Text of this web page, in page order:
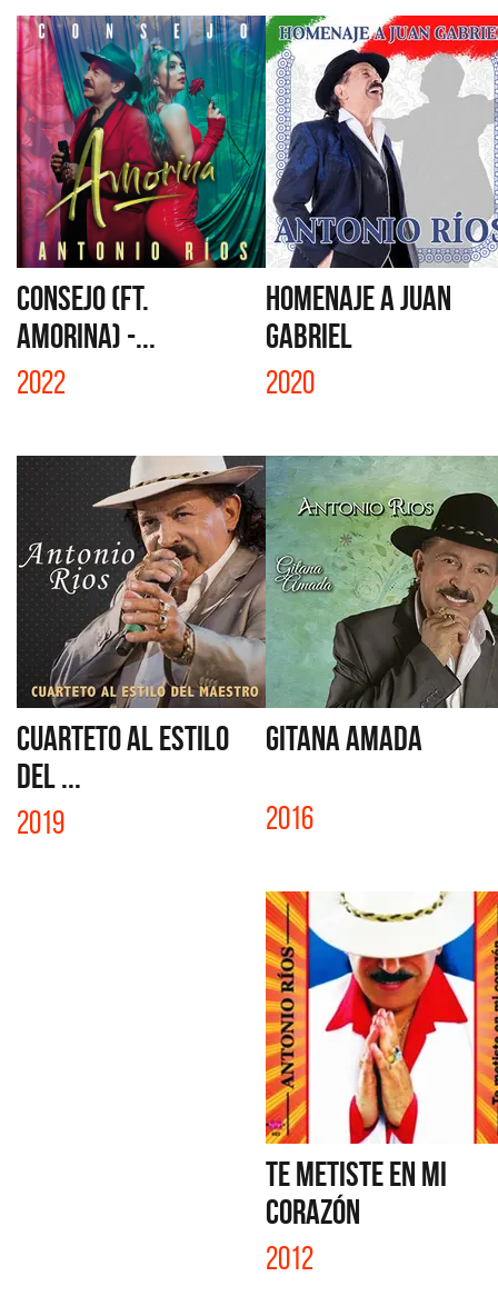
CONSEJO (FT.
AMORINA) -...
2022
HOMENAJE A JUAN
GABRIEL
2020
CUARTETO AL ESTILO
DEL ...
2019
GITANA AMADA
2016
TE METISTE EN MI
CORAZÓN
2012